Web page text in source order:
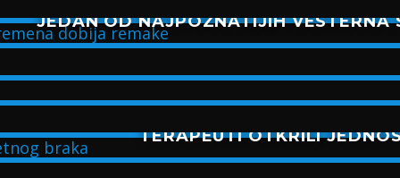
JEDAN OD NAJPOZNATIJIH VESTERNA
TERAPEUTI OTKRILI